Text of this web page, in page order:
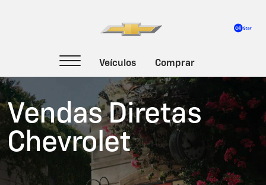
Vendas Diretas
Chevrolet